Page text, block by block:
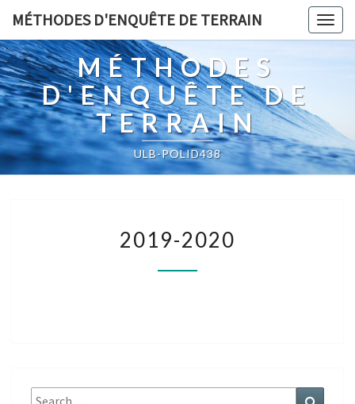
MÉTHODES D'ENQUÊTE DE TERRAIN
MÉTHODES
D'ENQUÊTE DE
TERRAIN
ULB-POLID438
2020
2019-2020
Search